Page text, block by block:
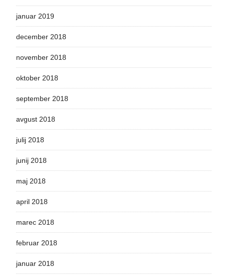
januar 2019
december 2018
november 2018
oktober 2018
september 2018
avgust 2018
julij 2018
junij 2018
maj 2018
april 2018
marec 2018
februar 2018
januar 2018